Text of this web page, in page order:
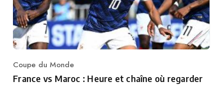
Category
Coupe du Monde
France vs Maroc : Heure et chaîne où regarder